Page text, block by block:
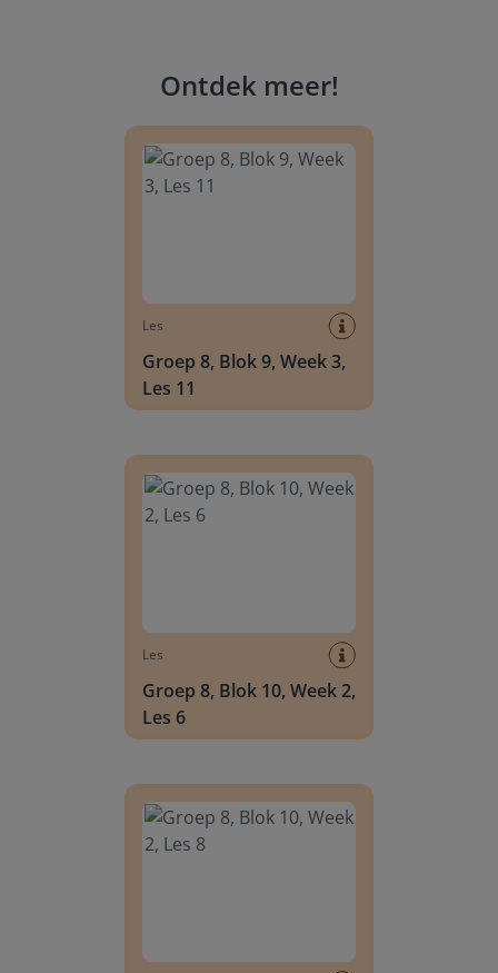
Ontdek meer!
Les
Groep 8, Blok 9, Week 3,
Les 11
Les
Groep 8, Blok 10, Week 2,
Les 6